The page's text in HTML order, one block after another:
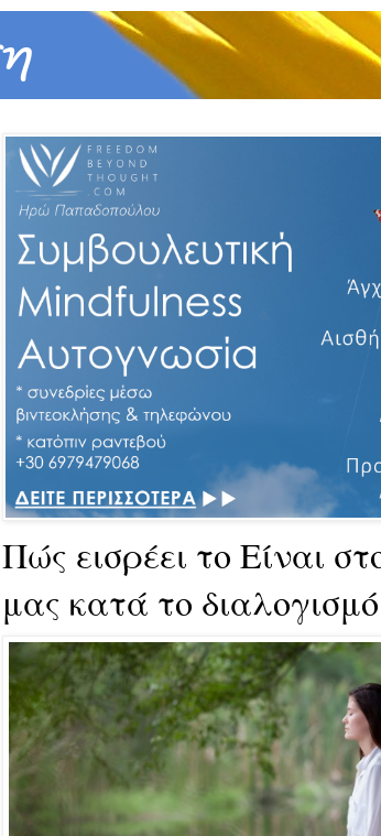
Πώς εισρέει το Είναι
μας κατά το διαλογισμό